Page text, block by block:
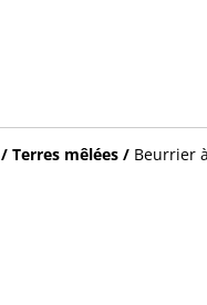
/ Terres mêlées / Beurrier